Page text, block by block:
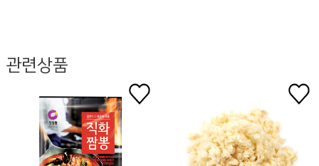
관련상품